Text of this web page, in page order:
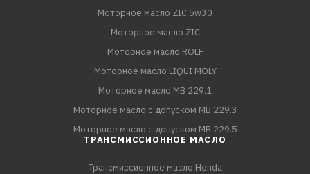
Моторное масло ZIC 5w30
Моторное масло ZIC
Моторное масло ROLF
Моторное масло LIQUI MOLY
Моторное масло MB 229.1
Моторное масло с допуском MB 229.3
Моторное масло с допуском MB 229.5
ТРАНСМИССИОННОЕ МАСЛО
Трансмиссионное масло Honda